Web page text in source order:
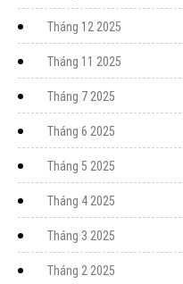
Tháng 12 2025
Tháng 11 2025
Tháng 7 2025
Tháng 6 2025
Tháng 5 2025
Tháng 4 2025
Tháng 3 2025
Tháng 2 2025